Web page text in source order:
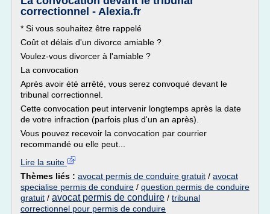
correctionnel - Alexia.fr
* Si vous souhaitez être rappelé
Coût et délais d'un divorce amiable ?
Voulez-vous divorcer à l'amiable ?
La convocation
Après avoir été arrêté, vous serez convoqué devant le
tribunal correctionnel.
Cette convocation peut intervenir longtemps après la date
de votre infraction (parfois plus d'un an après).
Vous pouvez recevoir la convocation par courrier
recommandé ou elle peut...
Lire la suite
Thèmes liés : avocat permis de conduire gratuit / avocat
specialise permis de conduire / question permis de conduire
gratuit / avocat permis de conduire / tribunal
correctionnel pour permis de conduire